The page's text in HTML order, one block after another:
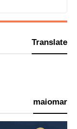
Translate
maiomar